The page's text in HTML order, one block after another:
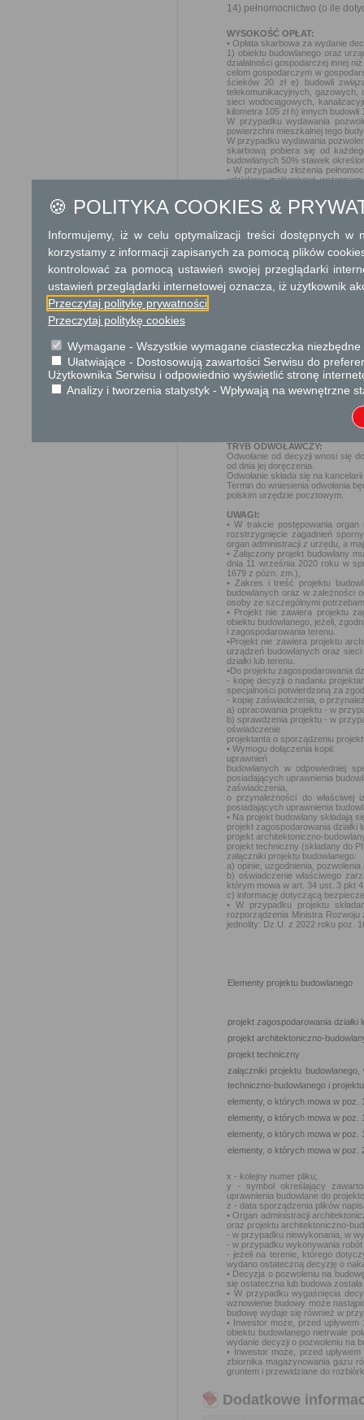
14) pełnomocnictwo (o ile
WYSOKOŚĆ OPŁAT:
• Opłata skarbowa za wydanie
1) obiektu budowlanego oraz
działalności gospodarczej innej
celom gospodarczym w
ścieków 20 zł e) budowli
telekomunikacyjnych, gazowych,
sieci wodociągowych,
kilometra 105 zł h) innych
W przypadku wydawania
powierzchni mieszkalnej tego
W przypadku wydawania
skarbową pobiera się od
budowlanych 50% stawek
• W przypadku złożenia
udzielane: małżonkowi,
1) gotówką - na stanowisku
ze stosownym dopiskiem o celu
nr rachunku 79 9210 0008 0013
ze stosownym dopiskiem o celu
Dowód wniesienia opłaty
DNOSTKA
WYDZIAŁ BUDOWNICTWA
Nie później niż w ciągu
postępowania.
O przedłużeniu terminu
Uwaga: do terminów realizacji
czynności, okresów zawieszenia
organu.
Maksymalnie do 65 dni od dnia
O załatwieniu sprawy można
telefonu pracownik Wydziału
TRYB ODWOŁAWCZY:
Odwołanie od decyzji wnosi się
od dnia jej doręczenia.
Odwołanie składa się na
Termin do wniesienia odwołania
polskim urzędzie pocztowym.
UWAGI:
• W trakcie postępowania organ
rozstrzygnięcie zagadnień
organ administracji z urzędu, a
• Załączony projekt budowlany
dnia 11 września 2020 roku w
1679 z pózn. zm.),
• Zakres i treść projektu
budowlanych oraz w zależności
osoby ze szczególnymi
• Projekt nie zawiera projektu
obiektu budowlanego, jeżeli,
i zagospodarowania terenu.
•Projekt nie zawiera projektu
urządzeń budowlanych oraz
działki lub terenu.
•Do projektu zagospodarowania
- kopię decyzji o nadaniu
specjalności potwierdzoną za
- kopię zaświadczenia, o
a) opracowania projektu - w
b) sprawdzenia projektu - w
oświadczenie
projektanta o sporządzeniu
• Wymogu dołączenia kopii:
uprawnień
budowlanych w odpowiedniej
posiadających uprawnienia
zaświadczenia,
o przynależności do właściwej
posiadających uprawnienia
• Na projekt budowlany składają
projekt zagospodarowania działki
projekt architektoniczno-
projekt techniczny (składany do
załączniki projektu budowlanego:
a) opinie, uzgodnienia,
b) oświadczenie właściwego
którym mowa w art. 34 ust. 3 pkt
c) informację dotyczącą
• W przypadku projektu
rozporządzenia Ministra
jednolity: Dz.U. z 2022 roku poz.
Elementy projektu budowlanego
projekt zagospodarowania działki
projekt architektoniczno-
projekt techniczny
załączniki projektu
techniczno-budowlanego i
elementy, o których mowa w poz.
elementy, o których mowa w poz.
elementy, o których mowa w poz.
elementy, o których mowa w poz.
x - kolejny numer pliku;
y - symbol określający
uprawnienia budowlane do
z - data sporządzenia plików
• Organ administracji
oraz projektu architektoniczno-
- w przypadku niewykonania, w
- w przypadku wykonywania
- jeżeli na terenie, którego
wydano ostateczną decyzję o
• Decyzja o pozwoleniu na
się ostateczna lub budowa
• W przypadku wygaśnięcia
wznowienie budowy może
budowę wydaje się również w
• Inwestor może, przed
obiektu budowlanego nietrwale
wydanie decyzji o pozwoleniu na
• Inwestor może, przed
zbiornika magazynowania gazu
gruntem i przewidziane do
Dodatkowe
🍪 POLITYKA COOKIES &
Informujemy, iż w celu optymalizacji treści dostępnych w
korzystamy z informacji zapisanych za pomocą plików
kontrolować za pomocą ustawień swojej przeglądarki
ustawień przeglądarki internetowej oznacza, iż użytkownik
Przeczytaj politykę prywatności
Przeczytaj politykę cookies
Wymagane - Wszystkie wymagane ciasteczka
Ułatwiające - Dostosowują zawartości Serwisu do
Użytkownika Serwisu i odpowiednio wyświetlić stronę
Analizy i tworzenia statystyk - Wpływają na wewnętrzne